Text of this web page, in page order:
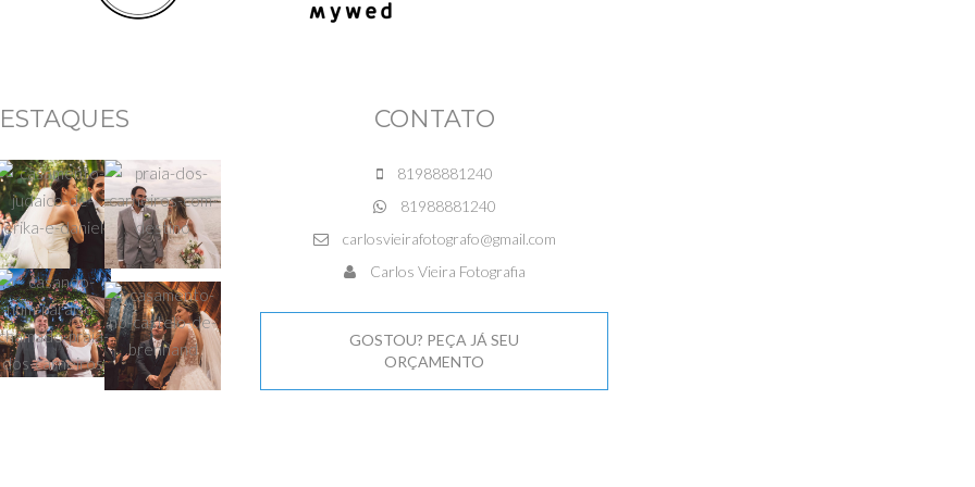
CONTATO
81988881240
81988881240
carlosvieirafotografo@gmail.com
Carlos Vieira Fotografia
GOSTOU? PEÇA JÁ SEU
ORÇAMENTO